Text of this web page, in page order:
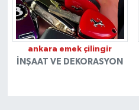
ankara emek çilingir
İNŞAAT VE DEKORASYON